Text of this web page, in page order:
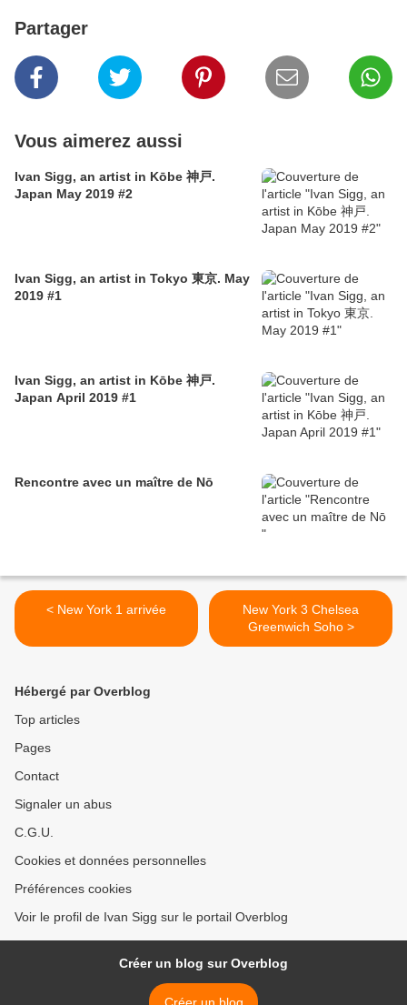
Partager
Vous aimerez aussi
Ivan Sigg, an artist in Kōbe 神戸.
Japan May 2019 #2
Ivan Sigg, an artist in Tokyo 東京. May
2019 #1
Ivan Sigg, an artist in Kōbe 神戸.
Japan April 2019 #1
Rencontre avec un maître de Nō
< New York 1 arrivée
New York 3 Chelsea
Greenwich Soho >
Hébergé par Overblog
Top articles
Pages
Contact
Signaler un abus
C.G.U.
Cookies et données personnelles
Préférences cookies
Voir le profil de Ivan Sigg sur le portail Overblog
Créer un blog sur Overblog